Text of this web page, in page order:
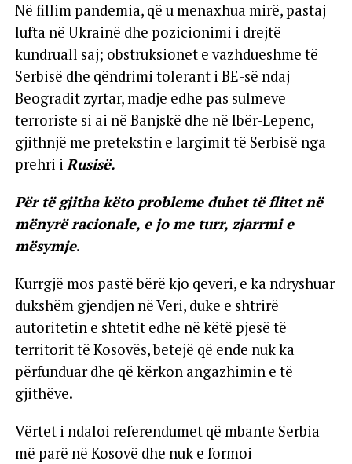
Në fillim pandemia, që u menaxhua mirë, pastaj
lufta në Ukrainë dhe pozicionimi i drejtë
kundruall saj; obstruksionet e vazhdueshme të
Serbisë dhe qëndrimi tolerant i BE-së ndaj
Beogradit zyrtar, madje edhe pas sulmeve
terroriste si ai në Banjskë dhe në Ibër-Lepenc,
gjithnjë me pretekstin e largimit të Serbisë nga
prehri i Rusisë.
Për të gjitha këto probleme duhet të flitet në
mënyrë racionale, e jo me turr, zjarrmi e
mësymje.
Kurrgjë mos pastë bërë kjo qeveri, e ka ndryshuar
dukshëm gjendjen në Veri, duke e shtrirë
autoritetin e shtetit edhe në këtë pjesë të
territorit të Kosovës, betejë që ende nuk ka
përfunduar dhe që kërkon angazhimin e të
gjithëve.
Vërtet i ndaloi referendumet që mbante Serbia
më parë në Kosovë dhe nuk e formoi